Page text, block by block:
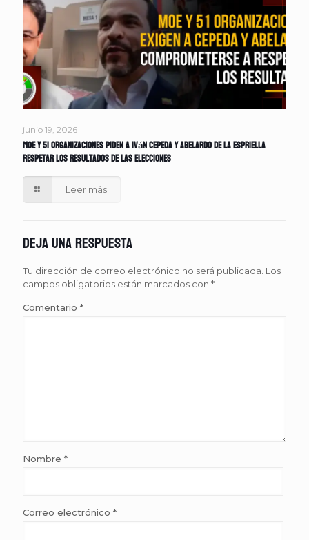
junio 19, 2026
MOE y 51 organizaciones piden a Iván Cepeda y Abelardo de la Espriella
respetar los resultados de las elecciones
Leer más
Deja una respuesta
Tu dirección de correo electrónico no será publicada. Los
campos obligatorios están marcados con *
Comentario *
Nombre *
Correo electrónico *